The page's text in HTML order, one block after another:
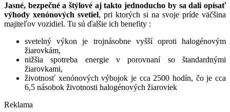
Jasné, bezpečné a štýlové aj takto jednoducho by sa dali opísať
výhody xenónových svetiel, pri ktorých si na svoje príde väčšina
majiteľov vozidiel. Tu sú ďalšie ich benefity :
svetelný výkon je trojnásobne vyšší oproti halogénovým
žiarovkám,
nižšia spotreba energie v porovnaní so štandardnými
žiarovkami,
životnosť xenónových výbojok je cca 2500 hodín, čo je cca
6,5 násobok životnosti halogénových žiaroviek
Reklama